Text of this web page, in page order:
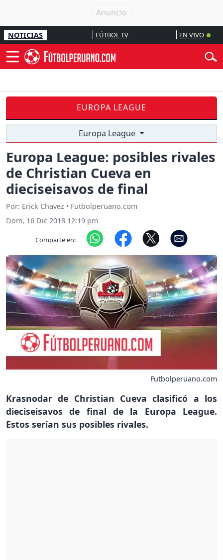
NOTICIAS FÚTBOL TV EN VIVO
EUROPA LEAGUE
Europa League
Europa League: posibles rivales
de Christian Cueva en
dieciseisavos de final
Por: Erick Chavez • Futbolperuano.com
Dom, 16 Dic 2018 12:19 pm
Comparte en:
Futbolperuano.com
Krasnodar de Christian Cueva clasificó a los
dieciseisavos de final de la Europa League.
Estos serían sus posibles rivales.